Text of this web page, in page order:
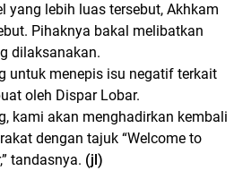
yang lebih luas tersebut, Akhkam
Pihaknya bakal melibatkan
dilaksanakan.
untuk menepis isu negatif terkait
oleh Dispar Lobar.
kami akan menghadirkan kembali
dengan tajuk “Welcome to
tandasnya. (jl)